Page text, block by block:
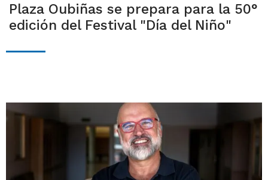
Plaza Oubiñas se prepara para la 50°
edición del Festival "Día del Niño"